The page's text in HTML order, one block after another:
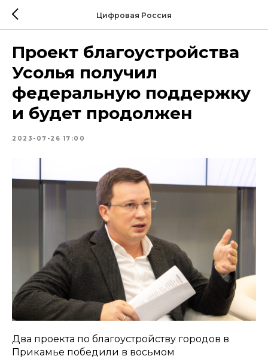
Цифровая Россия
Проект благоустройства
Усолья получил
федеральную поддержку
и будет продолжен
2023-07-26 17:00
Два проекта по благоустройству городов в
Прикамье победили в восьмом